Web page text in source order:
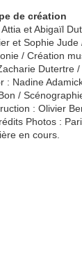
de création
et Abigaïl
et Sophie Jude
/ Création
Dutertre
: Nadine
/
: Olivier
Photos :
en cours